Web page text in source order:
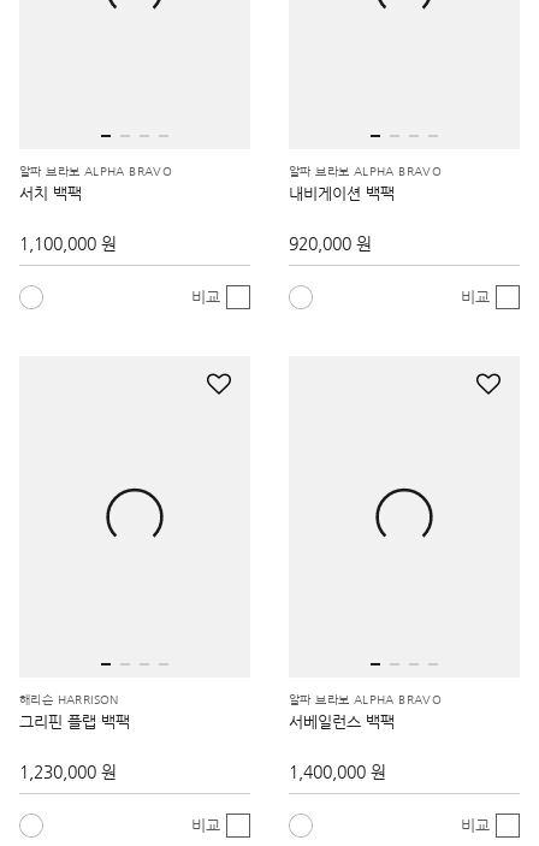
알파 브라보 ALPHA BRAVO
서치 백팩
1,100,000 원
비교
알파 브라보 ALPHA BRAVO
내비게이션 백팩
920,000 원
비교
해리슨 HARRISON
그리핀 플랩 백팩
1,230,000 원
비교
알파 브라보 ALPHA BRAVO
서베일런스 백팩
1,400,000 원
비교